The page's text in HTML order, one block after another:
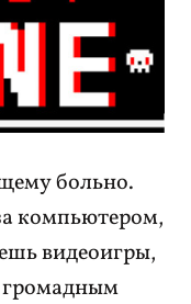
больно.
компьютером,
видеоигры,